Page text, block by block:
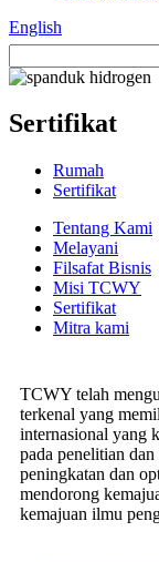
English
Sertifikat
Rumah
Sertifikat
Tentang Kami
Melayani
Filsafat Bisnis
Misi TCWY
Sertifikat
Mitra kami
TCWY telah
terkenal yang
internasional yang
pada penelitian
peningkatan dan
mendorong
kemajuan ilmu